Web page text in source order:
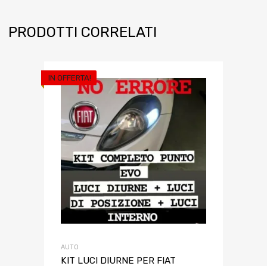
PRODOTTI CORRELATI
IN OFFERTA!
AUTO
KIT LUCI DIURNE PER FIAT